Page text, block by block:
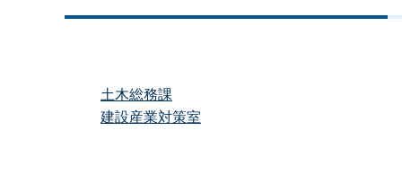
土木総務課
建設産業対策室